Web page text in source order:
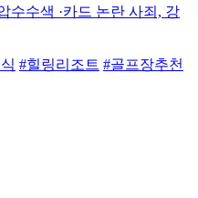
수색 ·카드 논란 사죄, 강
#힐링리조트 #골프장추천